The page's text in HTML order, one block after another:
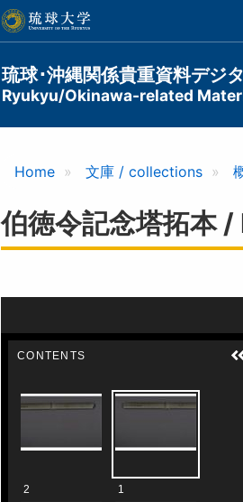
琉球･沖縄関係貴重資料デジ
Ryukyu/Okinawa-related
Main
navigation
Home 文庫 / collections
伯徳令記念塔拓本